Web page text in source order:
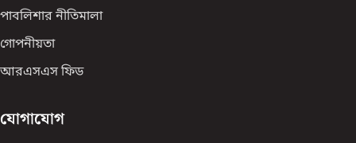
পাবলিশার নীতিমালা
গোপনীয়তা
আরএসএস ফিড
যোগাযোগ